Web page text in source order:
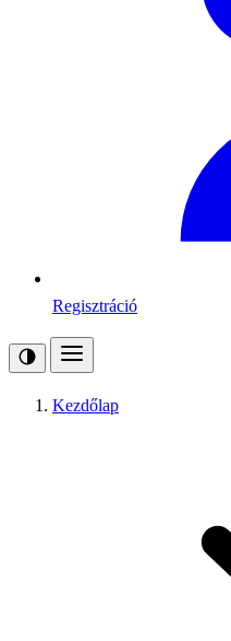
Regisztráció
Kezdőlap